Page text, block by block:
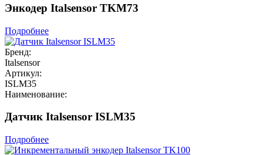
Энкодер Italsensor TKM73
Подробнее
Бренд:
Italsensor
Артикул:
ISLM35
Наименование:
Датчик Italsensor ISLM35
Подробнее